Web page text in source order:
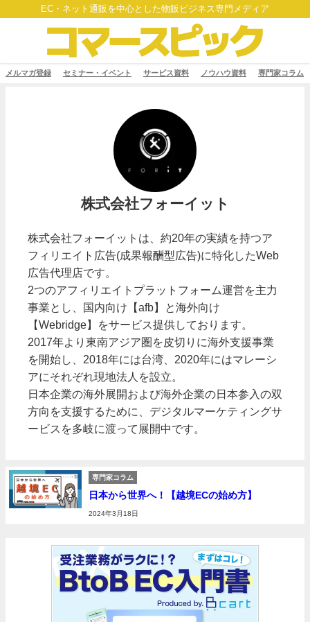
EC・ネット通販を中心とした物販ビジネス専門メディア
メルマガ登録 セミナー・イベント サービス資料 ノウハウ資料 専門家コラム
株式会社フォーイット
株式会社フォーイットは、約20年の実績を持つア
フィリエイト広告(成果報酬型広告)に特化したWeb
広告代理店です。
2つのアフィリエイトプラットフォーム運営を主力
事業とし、国内向け【afb】と海外向け
【Webridge】をサービス提供しております。
2017年より東南アジア圏を皮切りに海外支援事業
を開始し、2018年には台湾、2020年にはマレーシ
アにそれぞれ現地法人を設立。
日本企業の海外展開および海外企業の日本参入の双
方向を支援するために、デジタルマーケティングサ
ービスを多岐に渡って展開中です。
専門家コラム
日本から世界へ！【越境ECの始め方】
2024年3月18日